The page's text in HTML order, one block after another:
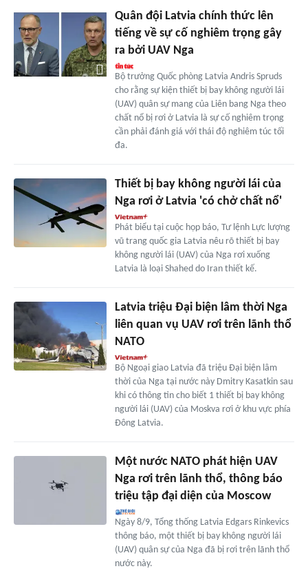
Quân đội Latvia chính thức lên
tiếng về sự cố nghiêm trọng gây
ra bởi UAV Nga
Bộ trưởng Quốc phòng Latvia Andris Spruds
cho rằng sự kiện thiết bị bay không người lái
(UAV) quân sự mang của Liên bang Nga theo
chất nổ bị rơi ở Latvia là sự cố nghiêm trọng
cần phải đánh giá với thái độ nghiêm túc tối
đa.
Thiết bị bay không người lái của
Nga rơi ở Latvia 'có chở chất nổ'
Phát biểu tại cuộc họp báo, Tư lệnh Lực lượng
vũ trang quốc gia Latvia nêu rõ thiết bị bay
không người lái (UAV) của Nga rơi xuống
Latvia là loại Shahed do Iran thiết kế.
Latvia triệu Đại biện lâm thời Nga
liên quan vụ UAV rơi trên lãnh thổ
NATO
Bộ Ngoại giao Latvia đã triệu Đại biện lâm
thời của Nga tại nước này Dmitry Kasatkin sau
khi có thông tin cho biết 1 thiết bị bay không
người lái (UAV) của Moskva rơi ở khu vực phía
Đông Latvia.
Một nước NATO phát hiện UAV
Nga rơi trên lãnh thổ, thông báo
triệu tập đại diện của Moscow
Ngày 8/9, Tổng thống Latvia Edgars Rinkevics
thông báo, một thiết bị bay không người lái
(UAV) quân sự của Nga đã bị rơi trên lãnh thổ
nước này.